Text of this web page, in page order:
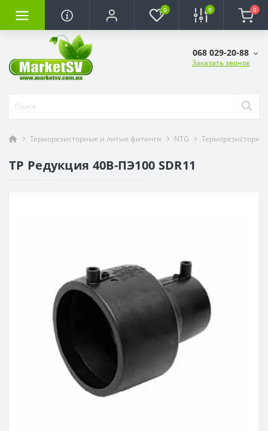
0 0 0
068 029-20-88
Заказать звонок
Терморезисторные и литые фитинги NTG
ТР Редукция 40В-ПЭ100 SDR11